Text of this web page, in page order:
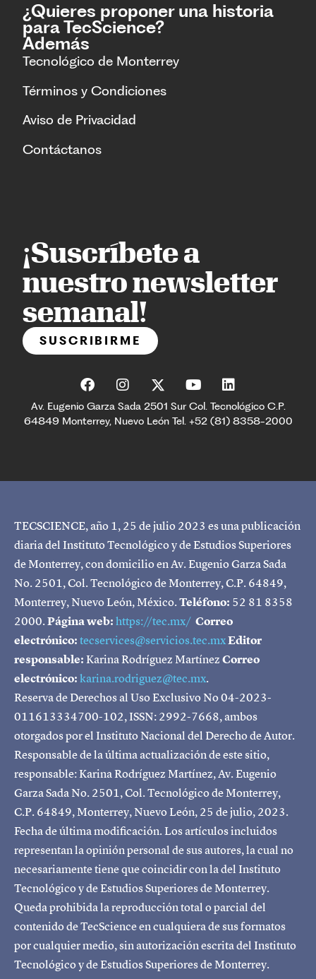
¿Quieres proponer una historia
para TecScience?
Además
Tecnológico de Monterrey
Términos y Condiciones
Aviso de Privacidad
Contáctanos
¡Suscríbete a
nuestro newsletter
semanal!
SUSCRIBIRME
Av. Eugenio Garza Sada 2501 Sur Col. Tecnológico C.P.
64849 Monterrey, Nuevo León Tel. +52 (81) 8358-2000
TECSCIENCE, año 1, 25 de julio 2023 es una publicación
diaria del Instituto Tecnológico y de Estudios Superiores
de Monterrey, con domicilio en Av. Eugenio Garza Sada
No. 2501, Col. Tecnológico de Monterrey, C.P. 64849,
Monterrey, Nuevo León, México.Teléfono: 52 81 8358
2000.Página web:https://tec.mx/ Correo
electrónico:tecservices@servicios.tec.mxEditor
responsable:Karina Rodríguez MartínezCorreo
electrónico:karina.rodriguez@tec.mx.
Reserva de Derechos al Uso Exclusivo No 04-2023-
011613334700-102, ISSN: 2992-7668, ambos
otorgados por el Instituto Nacional del Derecho de Autor.
Responsable de la última actualización de este sitio,
responsable: Karina Rodríguez Martínez, Av. Eugenio
Garza Sada No. 2501, Col. Tecnológico de Monterrey,
C.P. 64849, Monterrey, Nuevo León, 25 de julio, 2023.
Fecha de última modificación. Los artículos incluidos
representan la opinión personal de sus autores, la cual no
necesariamente tiene que coincidir con la del Instituto
Tecnológico y de Estudios Superiores de Monterrey.
Queda prohibida la reproducción total o parcial del
contenido de TecScience en cualquiera de sus formatos
por cualquier medio, sin autorización escrita del Instituto
Tecnológico y de Estudios Superiores de Monterrey.